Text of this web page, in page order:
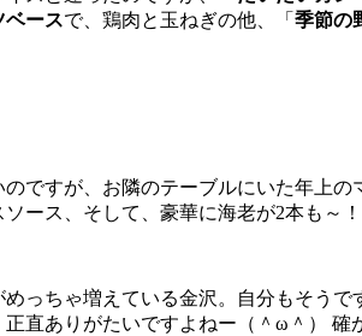
ベースで、鶏肉と玉ねぎの他、「 季節の
のですが、お隣のテーブルにいた年上の
ース、そして、豪華に海老が2本も～
っちゃ増えている金沢。自分もそう
正直ありがたいですよねー（＾ω＾）